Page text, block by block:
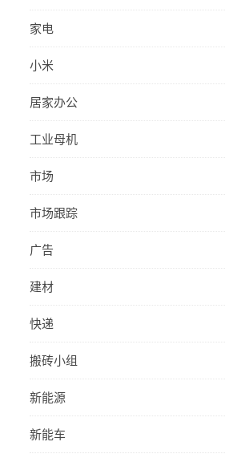
家电
小米
居家办公
工业母机
市场
市场跟踪
广告
建材
快递
搬砖小组
新能源
新能车